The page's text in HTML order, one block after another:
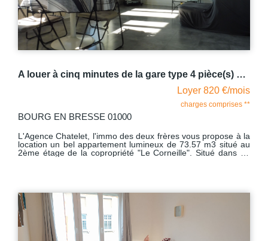
A louer à cinq minutes de la gare type 4 pièce(s) 73.57 m2 ) BOURG EN BRESSE
Loyer 820 €/mois
charges comprises **
BOURG EN BRESSE 01000
L'Agence Chatelet, l'immo des deux frères vous propose à la
location un bel appartement lumineux de 73.57 m3 situé au
2ème étage de la copropriété "Le Corneille". Situé dans un
de bains et WC indépendant, un balcon donnant sur les
espaces verts de la copropriété. Avec comme dépendance
une grande cave, parking non nominatif. La copropriété est
fermée par une barrière automatique. Le chauffage est
collectif au gaz - L'eau chaude est produite par un cumulus
électrique. Des travaux de réfection de la toiture et isolation